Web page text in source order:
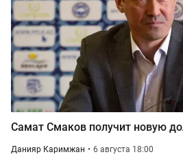
Самат Смаков получит новую
Данияр Каримжан 6 августа 18:00